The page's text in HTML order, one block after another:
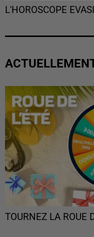
L'HOROSCOPE
TOURNEZ LA ROUE